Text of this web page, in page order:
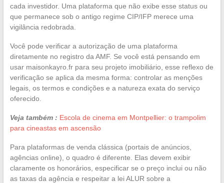
cada investidor. Uma plataforma que não exibe esse status ou
que permanece sob o antigo regime CIP/IFP merece uma
vigilância redobrada.
Você pode verificar a autorização de uma plataforma
diretamente no registro da AMF. Se você está pensando em
usar maisonkayro.fr para seu projeto imobiliário, esse reflexo de
verificação se aplica da mesma forma: controlar as menções
legais, os termos e condições e a natureza exata do serviço
oferecido.
Veja também : Escola de cinema em Montpellier: o trampolim
para cineastas em ascensão
Para plataformas de venda clássica (portais de anúncios,
agências online), o quadro é diferente. Elas devem exibir
claramente os honorários, especificar se o preço inclui ou não
as taxas da agência e respeitar a lei ALUR sobre a